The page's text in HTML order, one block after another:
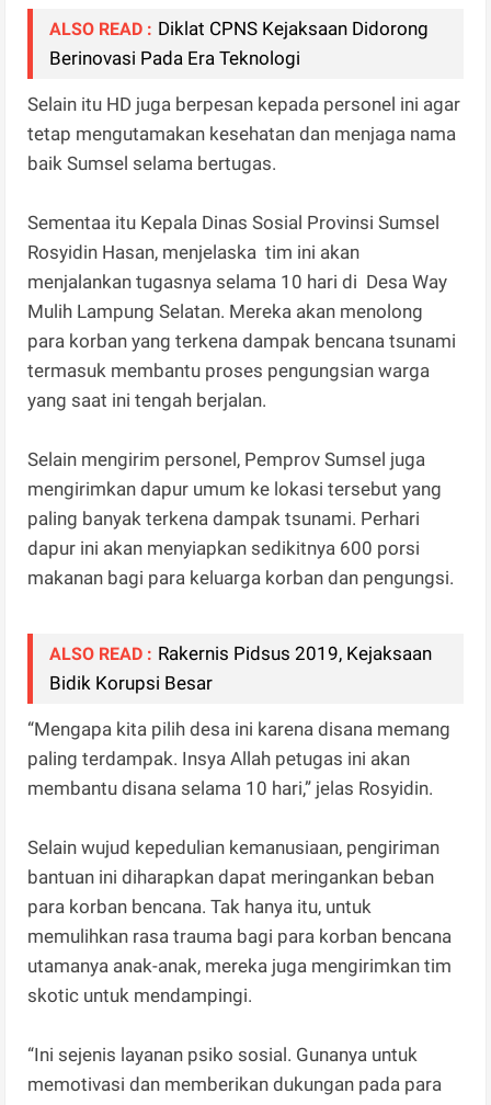
ALSO READ : Diklat CPNS Kejaksaan Didorong
Berinovasi Pada Era Teknologi
Selain itu HD juga berpesan kepada personel ini agar
tetap mengutamakan kesehatan dan menjaga nama
baik Sumsel selama bertugas.
Sementaa itu Kepala Dinas Sosial Provinsi Sumsel
Rosyidin Hasan, menjelaska tim ini akan
menjalankan tugasnya selama 10 hari di Desa Way
Mulih Lampung Selatan. Mereka akan menolong
para korban yang terkena dampak bencana tsunami
termasuk membantu proses pengungsian warga
yang saat ini tengah berjalan.
Selain mengirim personel, Pemprov Sumsel juga
mengirimkan dapur umum ke lokasi tersebut yang
paling banyak terkena dampak tsunami. Perhari
dapur ini akan menyiapkan sedikitnya 600 porsi
makanan bagi para keluarga korban dan pengungsi.
ALSO READ : Rakernis Pidsus 2019, Kejaksaan
Bidik Korupsi Besar
“Mengapa kita pilih desa ini karena disana memang
paling terdampak. Insya Allah petugas ini akan
membantu disana selama 10 hari,” jelas Rosyidin.
Selain wujud kepedulian kemanusiaan, pengiriman
bantuan ini diharapkan dapat meringankan beban
para korban bencana. Tak hanya itu, untuk
memulihkan rasa trauma bagi para korban bencana
utamanya anak-anak, mereka juga mengirimkan tim
skotic untuk mendampingi.
“Ini sejenis layanan psiko sosial. Gunanya untuk
memotivasi dan memberikan dukungan pada para